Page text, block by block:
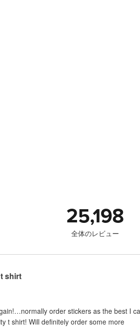
25,198
全体のレビュー
shirt
order stickers as the best I
t shirt! Will definitely order some more